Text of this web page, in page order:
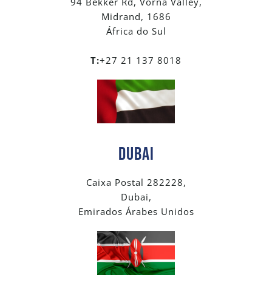
Midrand, 1686
África do Sul
T:+27 21 137 8018
Dubai
Caixa Postal 282228,
Dubai,
Emirados Árabes Unidos